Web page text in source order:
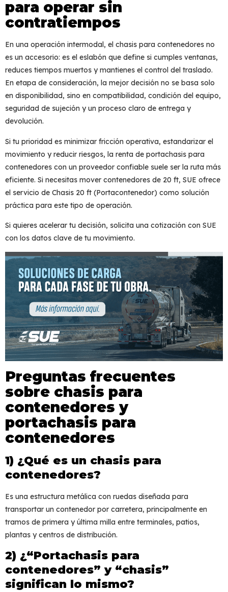
para operar sin
contratiempos
En una operación intermodal, el chasis para contenedores no
es un accesorio: es el eslabón que define si cumples ventanas,
reduces tiempos muertos y mantienes el control del traslado.
En etapa de consideración, la mejor decisión no se basa solo
en disponibilidad, sino en compatibilidad, condición del equipo,
seguridad de sujeción y un proceso claro de entrega y
devolución.
Si tu prioridad es minimizar fricción operativa, estandarizar el
movimiento y reducir riesgos, la renta de portachasis para
contenedores con un proveedor confiable suele ser la ruta más
eficiente. Si necesitas mover contenedores de 20 ft, SUE ofrece
el servicio de Chasis 20 ft (Portacontenedor) como solución
práctica para este tipo de operación.
Si quieres acelerar tu decisión, solicita una cotización con SUE
con los datos clave de tu movimiento.
Preguntas frecuentes
sobre chasis para
contenedores y
portachasis para
contenedores
1) ¿Qué es un chasis para
contenedores?
Es una estructura metálica con ruedas diseñada para
transportar un contenedor por carretera, principalmente en
tramos de primera y última milla entre terminales, patios,
plantas y centros de distribución.
2) ¿“Portachasis para
contenedores” y “chasis”
significan lo mismo?